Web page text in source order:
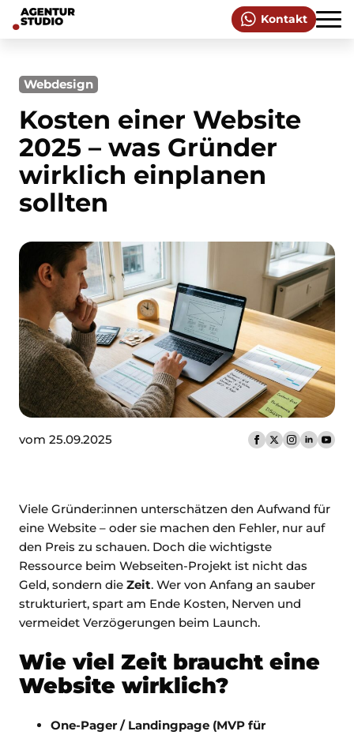
Kontakt
Kosten einer Website
2025 – was Gründer
wirklich einplanen
sollten
Webdesign
vom 25.09.2025
Viele Gründer:innen unterschätzen den Aufwand für
eine Website – oder sie machen den Fehler, nur auf
den Preis zu schauen. Doch die wichtigste
Ressource beim Webseiten-Projekt ist nicht das
Geld, sondern die Zeit. Wer von Anfang an sauber
strukturiert, spart am Ende Kosten, Nerven und
vermeidet Verzögerungen beim Launch.
Wie viel Zeit braucht eine
Website wirklich?
One-Pager / Landingpage (MVP für